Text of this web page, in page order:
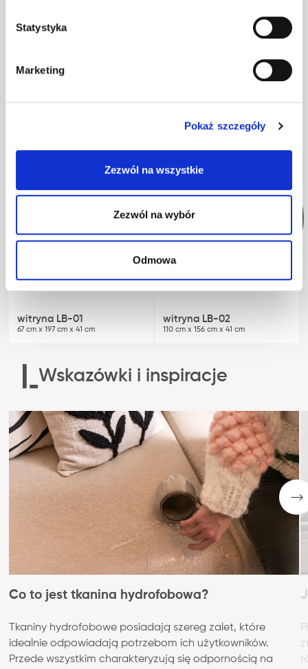
Statystyka
Marketing
Pokaż szczegóły
Zezwól na wszystkie
Zezwól na wybór
Odmowa
witryna LB-01
67 cm x 197 cm x 41 cm
witryna LB-02
110 cm x 156 cm x 41 cm
Wskazówki i inspiracje
Co to jest tkanina hydrofobowa?
Tkaniny hydrofobowe posiadają szereg zalet, które
idealnie odpowiadają potrzebom ich użytkowników.
Przede wszystkim charakteryzują się odpornością na